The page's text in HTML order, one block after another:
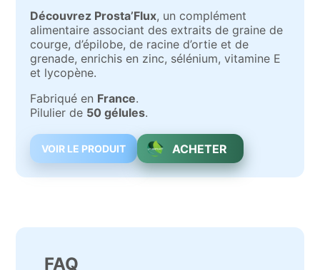
Découvrez Prosta’Flux, un complément
alimentaire associant des extraits de graine de
courge, d’épilobe, de racine d’ortie et de
grenade, enrichis en zinc, sélénium, vitamine E
et lycopène.
Fabriqué en France.
Pilulier de 50 gélules.
VOIR LE PRODUIT ACHETER
FAQ